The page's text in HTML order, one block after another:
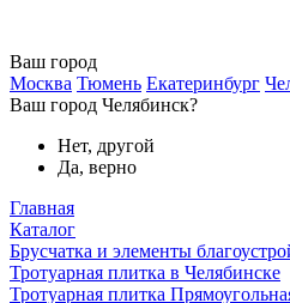
Ваш город
Москва Тюмень Екатеринбург
Ваш город Челябинск?
Нет, другой
Да, верно
Главная
Каталог
Брусчатка и элементы
Тротуарная плитка в Челябинске
Тротуарная плитка